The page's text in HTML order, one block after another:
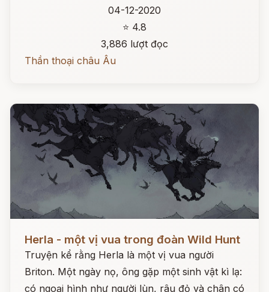
04-12-2020
⭐ 4.8
3,886 lượt đọc
Thần thoại châu Âu
Herla - một vị vua trong đoàn Wild Hunt
Truyện kể rằng Herla là một vị vua người
Briton. Một ngày nọ, ông gặp một sinh vật kì lạ:
có ngoại hình như người lùn, râu đỏ và chân có